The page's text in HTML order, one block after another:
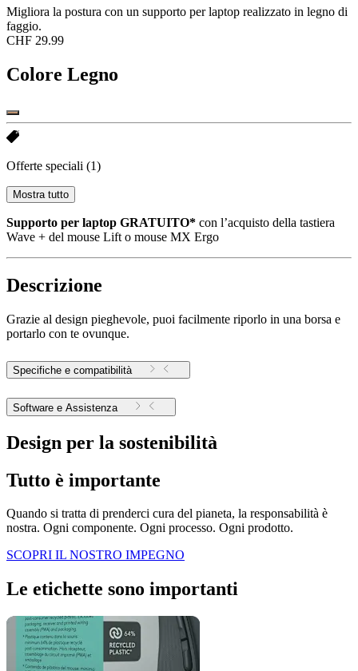
Migliora la postura con un supporto per laptop realizzato in legno di
faggio.
CHF 29.99
Colore Legno
Offerte speciali (1)
Mostra tutto
Supporto per laptop GRATUITO* con l’acquisto della tastiera
Wave + del mouse Lift o mouse MX Ergo
Descrizione
Grazie al design pieghevole, puoi facilmente riporlo in una borsa e
portarlo con te ovunque.
Specifiche e compatibilità
Software e Assistenza
Design per la sostenibilità
Tutto è importante
Quando si tratta di prenderci cura del pianeta, la responsabilità è
nostra. Ogni componente. Ogni processo. Ogni prodotto.
SCOPRI IL NOSTRO IMPEGNO
Le etichette sono importanti